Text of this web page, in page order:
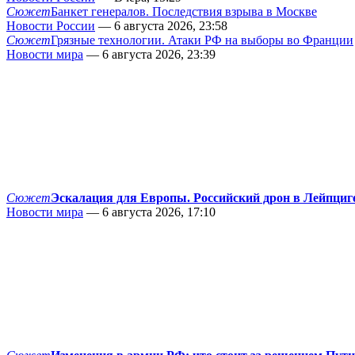
СюжетБанкет генералов. Последствия взрыва в Москве
Новости России — 6 августа 2026, 23:58
СюжетГрязные технологии. Атаки РФ на выборы во Франции
Новости мира — 6 августа 2026, 23:39
СюжетЭскалация для Европы. Российский дрон в
Новости мира — 6 августа 2026, 17:10